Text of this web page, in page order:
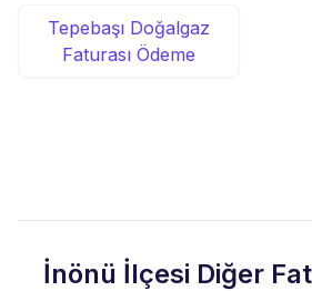
Tepebaşı Doğalgaz
Faturası Ödeme
İnönü İlçesi Diğer